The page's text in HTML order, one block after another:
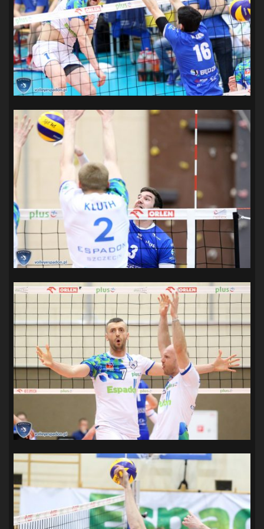
SANDRA SPA POGOŃ SZCZECIN(100) SIEDLECKA(63)
SPARING(110) SPR POGOŃ SZCZECIN(72)
SPÓJNIA STARGARD(35) STOCZNIA SZCZECIN(40)
SUPERLIGA KOBIET(58) SUPERLIGA MĘŻCZYZN(92)
TAURON LIGA KOBIET (106) TENIS (26) TREFL SOPOT(26)
WYGRANA(43) ZAGŁĘBIE LUBIN(36) ŚLĄSK WROCŁAW(29)
ŚWIT SKOLWIN (111)
STAT4U